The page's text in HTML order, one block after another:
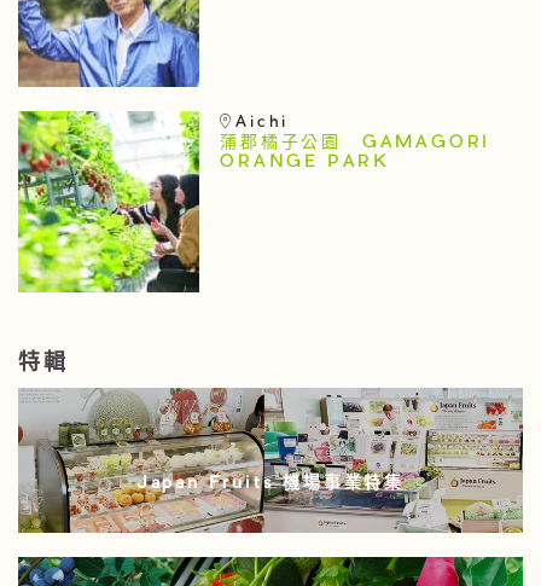
Aichi
蒲郡橘子公園 GAMAGORI
ORANGE PARK
特輯
Japan Fruits 機場事業特集